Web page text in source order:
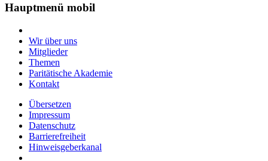
Hauptmenü mobil
Wir über uns
Mitglieder
Themen
Paritätische Akademie
Kontakt
Übersetzen
Impressum
Datenschutz
Barrierefreiheit
Hinweisgeberkanal